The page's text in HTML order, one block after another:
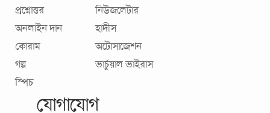
প্রশ্নোত্তর
অনলাইন দান
কোরাম
গল্প
স্পিচ
নিউজলেটার
হাদীস
অটোসাজেশন
ভার্চুয়াল ভাইরাস
যোগাযোগ